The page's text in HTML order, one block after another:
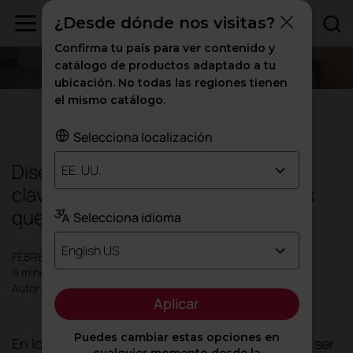
Diseño de espacios hospitalarios:
claves actuales para crear entornos
que cuidan
FEBRERO 2026
9 minutos
Autor: Actiu
En los entornos sanitarios, el espacio deja de ser
¿Desde dónde nos visitas?
Confirma tu país para ver contenido y
catálogo de productos adaptado a tu
ubicación. No todas las regiones tienen
el mismo catálogo.
Selecciona localización
EE. UU.
Selecciona idioma
English US
Aplicar
Puedes cambiar estas opciones en